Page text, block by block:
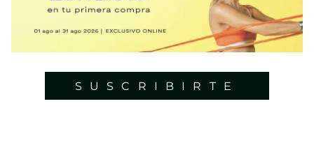
SUSCRIBIRTE